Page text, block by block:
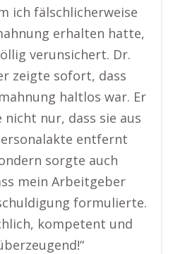
ich fälschlicherweise
erhalten hatte,
verunsichert. Dr.
zeigte sofort, dass
haltlos war. Er
nicht nur, dass sie aus
entfernt
sorgte auch
mein Arbeitgeber
formulierte.
kompetent und